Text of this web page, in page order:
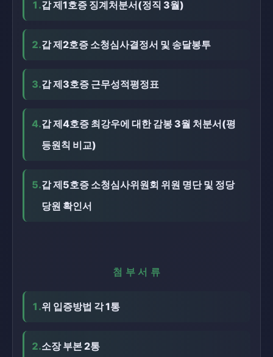
1.갑 제1호증 징계처분서(정직 3월)
2.갑 제2호증 소청심사결정서 및 송달봉투
3.갑 제3호증 근무성적평정표
4.갑 제4호증 최강우에 대한 감봉 3월 처분서(평
등원칙 비교)
5.갑 제5호증 소청심사위원회 위원 명단 및 정당
당원 확인서
첨부서류
1.위 입증방법 각 1통
2.소장 부본 2통